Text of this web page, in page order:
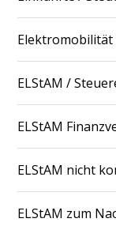
ELStAM /
ELStAM
ELStAM nicht
ELStAM zum